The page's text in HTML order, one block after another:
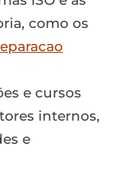
como os
e cursos
internos,
e